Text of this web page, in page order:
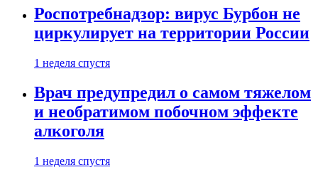
Роспотребнадзор: вирус Бурбон не
циркулирует на территории России
1 неделя спустя
Врач предупредил о самом тяжелом
и необратимом побочном эффекте
алкоголя
1 неделя спустя